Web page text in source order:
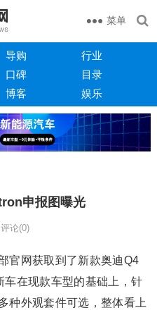
菜单
导购
行业
口碑
目录
博客 娱乐
申报图曝光
评论(0)
官网获取到了新款奥迪Q4
在现款车型的基础上，针
种外观套件可选，整体看上